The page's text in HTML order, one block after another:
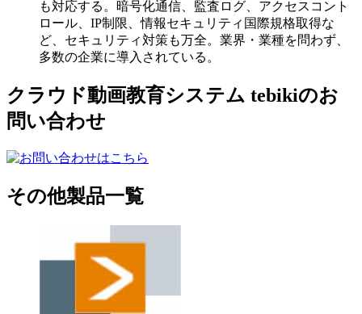
も対応する。暗号化通信、監査ログ、アクセスコント
ロール、IP制限、情報セキュリティ国際規格取得な
ど、セキュリティ対策も万全。業界・業種を問わず、
多数の企業に導入されている。
クラウド動画教育システム tebikiのお
問い合わせ
その他製品一覧